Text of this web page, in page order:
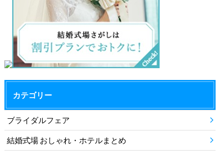
カテゴリー
ブライダルフェア
結婚式場 おしゃれ・ホテルまとめ